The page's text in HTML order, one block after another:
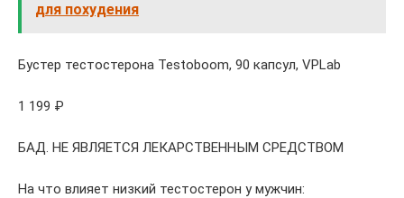
для похудения
Бустер тестостерона Testoboom, 90 капсул, VPLab
1 199 ₽
БАД. НЕ ЯВЛЯЕТСЯ ЛЕКАРСТВЕННЫМ СРЕДСТВОМ
На что влияет низкий тестостерон у мужчин: